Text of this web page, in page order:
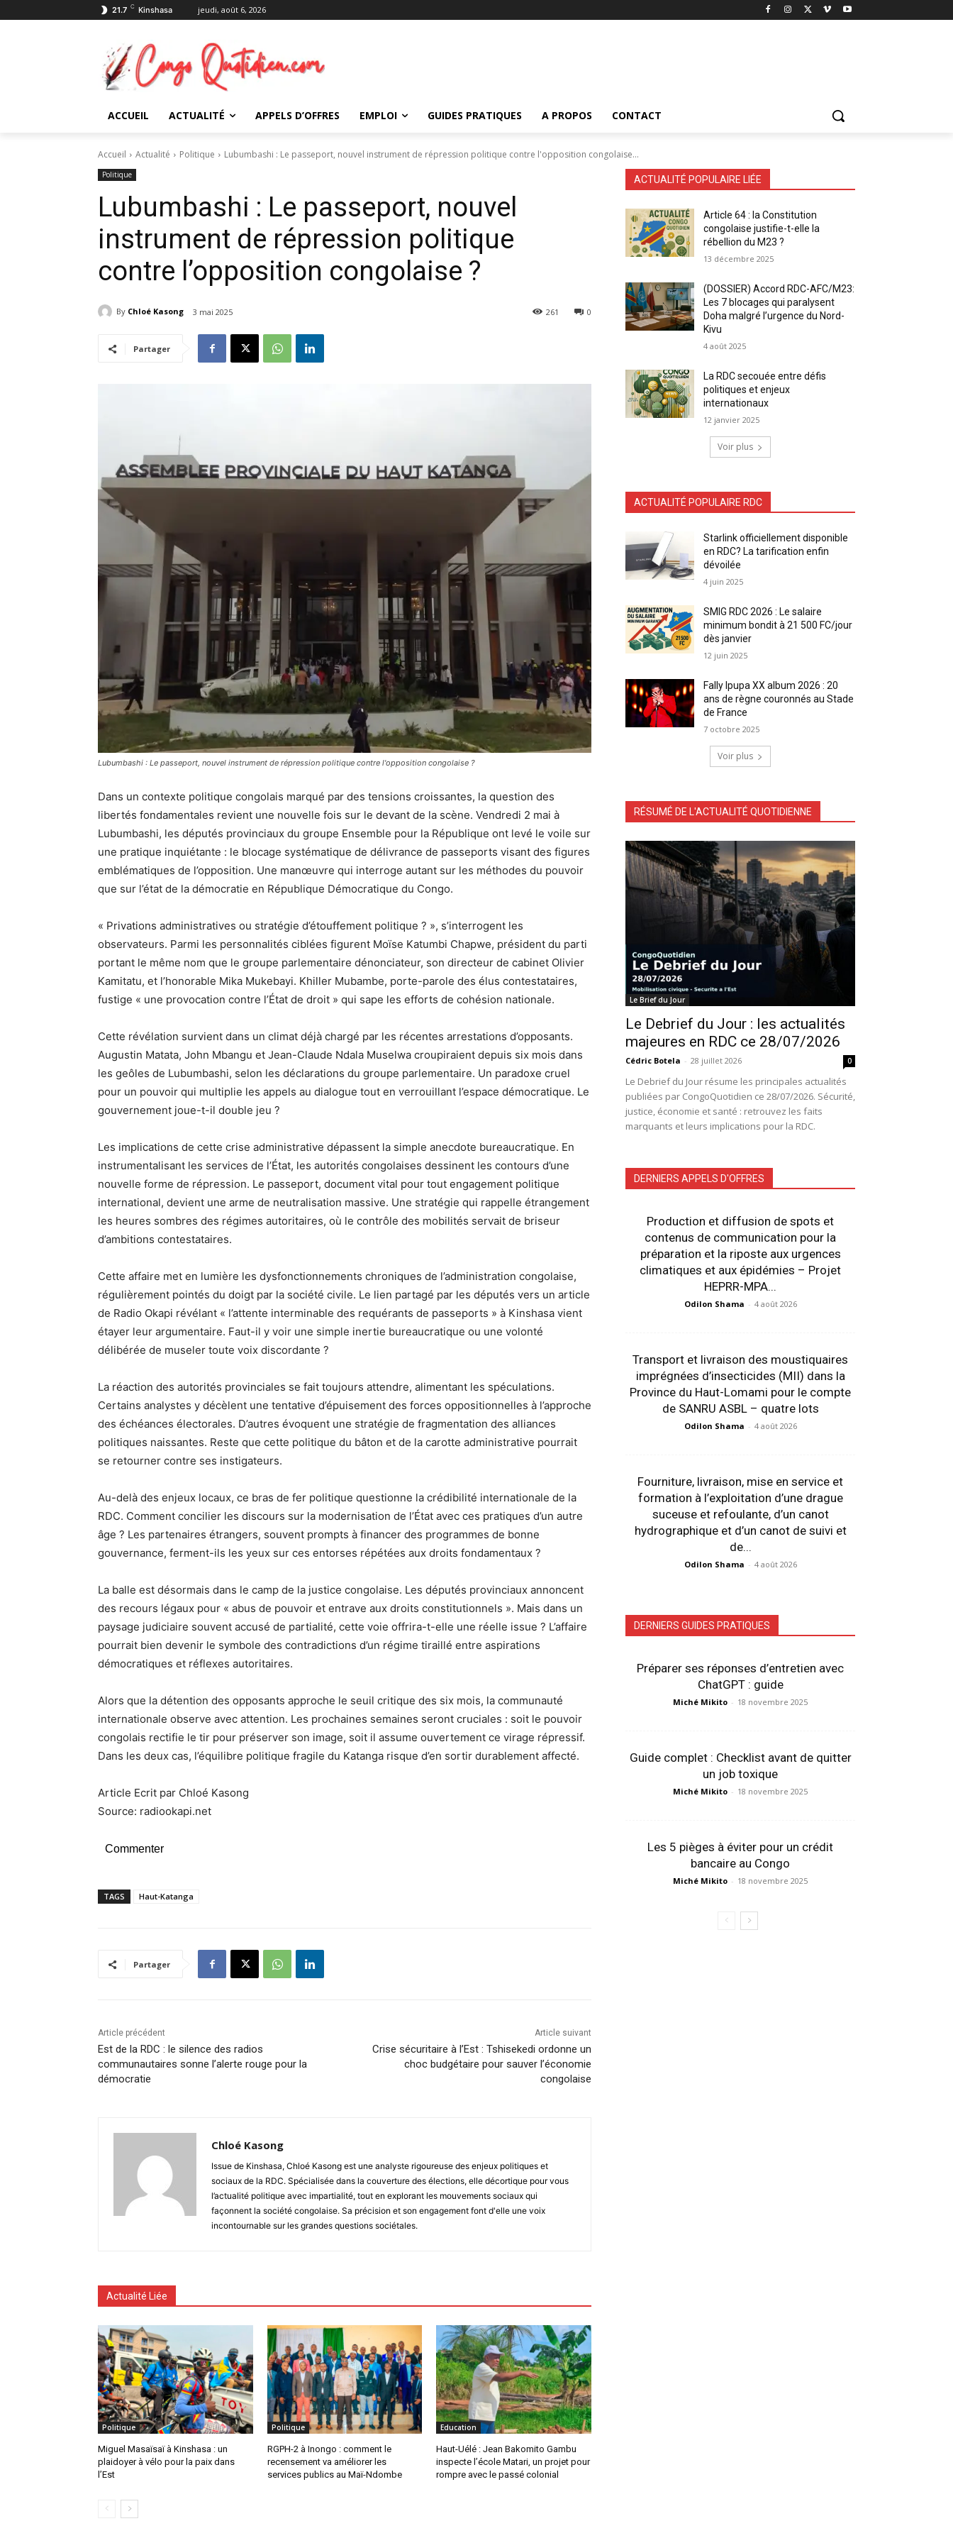
21.7 C Kinshasa jeudi, août 6, 2026
ACCUEIL ACTUALITÉ APPELS D’OFFRES EMPLOI GUIDES PRATIQUES A PROPOS CONTACT
Accueil Actualité Politique Lubumbashi : Le passeport, nouvel instrument de répression politique contre l'opposition congolaise...
Politique
Lubumbashi : Le passeport, nouvel
instrument de répression politique
contre l’opposition congolaise ?
By Chloé Kasong 3 mai 2025 0
261
Partager
Lubumbashi : Le passeport, nouvel instrument de répression politique contre l'opposition congolaise ?
Dans un contexte politique congolais marqué par des tensions croissantes, la question des
libertés fondamentales revient une nouvelle fois sur le devant de la scène. Vendredi 2 mai à
Lubumbashi, les députés provinciaux du groupe Ensemble pour la République ont levé le voile sur
une pratique inquiétante : le blocage systématique de délivrance de passeports visant des figures
emblématiques de l’opposition. Une manœuvre qui interroge autant sur les méthodes du pouvoir
que sur l’état de la démocratie en République Démocratique du Congo.
« Privations administratives ou stratégie d’étouffement politique ? », s’interrogent les
observateurs. Parmi les personnalités ciblées figurent Moïse Katumbi Chapwe, président du parti
portant le même nom que le groupe parlementaire dénonciateur, son directeur de cabinet Olivier
Kamitatu, et l’honorable Mika Mukebayi. Khiller Mubambe, porte-parole des élus contestataires,
fustige « une provocation contre l’État de droit » qui sape les efforts de cohésion nationale.
Cette révélation survient dans un climat déjà chargé par les récentes arrestations d’opposants.
Augustin Matata, John Mbangu et Jean-Claude Ndala Muselwa croupiraient depuis six mois dans
les geôles de Lubumbashi, selon les déclarations du groupe parlementaire. Un paradoxe cruel
pour un pouvoir qui multiplie les appels au dialogue tout en verrouillant l’espace démocratique. Le
gouvernement joue-t-il double jeu ?
Les implications de cette crise administrative dépassent la simple anecdote bureaucratique. En
instrumentalisant les services de l’État, les autorités congolaises dessinent les contours d’une
nouvelle forme de répression. Le passeport, document vital pour tout engagement politique
international, devient une arme de neutralisation massive. Une stratégie qui rappelle étrangement
les heures sombres des régimes autoritaires, où le contrôle des mobilités servait de briseur
d’ambitions contestataires.
Cette affaire met en lumière les dysfonctionnements chroniques de l’administration congolaise,
régulièrement pointés du doigt par la société civile. Le lien partagé par les députés vers un article
de Radio Okapi révélant « l’attente interminable des requérants de passeports » à Kinshasa vient
étayer leur argumentaire. Faut-il y voir une simple inertie bureaucratique ou une volonté
délibérée de museler toute voix discordante ?
La réaction des autorités provinciales se fait toujours attendre, alimentant les spéculations.
Certains analystes y décèlent une tentative d’épuisement des forces oppositionnelles à l’approche
des échéances électorales. D’autres évoquent une stratégie de fragmentation des alliances
politiques naissantes. Reste que cette politique du bâton et de la carotte administrative pourrait
se retourner contre ses instigateurs.
Au-delà des enjeux locaux, ce bras de fer politique questionne la crédibilité internationale de la
RDC. Comment concilier les discours sur la modernisation de l’État avec ces pratiques d’un autre
âge ? Les partenaires étrangers, souvent prompts à financer des programmes de bonne
gouvernance, ferment-ils les yeux sur ces entorses répétées aux droits fondamentaux ?
La balle est désormais dans le camp de la justice congolaise. Les députés provinciaux annoncent
des recours légaux pour « abus de pouvoir et entrave aux droits constitutionnels ». Mais dans un
paysage judiciaire souvent accusé de partialité, cette voie offrira-t-elle une réelle issue ? L’affaire
pourrait bien devenir le symbole des contradictions d’un régime tiraillé entre aspirations
démocratiques et réflexes autoritaires.
Alors que la détention des opposants approche le seuil critique des six mois, la communauté
internationale observe avec attention. Les prochaines semaines seront cruciales : soit le pouvoir
congolais rectifie le tir pour préserver son image, soit il assume ouvertement ce virage répressif.
Dans les deux cas, l’équilibre politique fragile du Katanga risque d’en sortir durablement affecté.
Article Ecrit par Chloé Kasong
Source: radiookapi.net
Commenter
TAGS Haut-Katanga
Partager
Article précédent
Est de la RDC : le silence des radios
communautaires sonne l’alerte rouge pour la
démocratie
Article suivant
Crise sécuritaire à l’Est : Tshisekedi ordonne un
choc budgétaire pour sauver l’économie
congolaise
Chloé Kasong
Issue de Kinshasa, Chloé Kasong est une analyste rigoureuse des enjeux politiques et
sociaux de la RDC. Spécialisée dans la couverture des élections, elle décortique pour vous
l’actualité politique avec impartialité, tout en explorant les mouvements sociaux qui
façonnent la société congolaise. Sa précision et son engagement font d'elle une voix
incontournable sur les grandes questions sociétales.
Actualité Liée
Politique
Miguel Masaïsaï à Kinshasa : un
plaidoyer à vélo pour la paix dans
l’Est
Politique
RGPH-2 à Inongo : comment le
recensement va améliorer les
services publics au Maï-Ndombe
Education
Haut-Uélé : Jean Bakomito Gambu
inspecte l’école Matari, un projet pour
rompre avec le passé colonial
ACTUALITÉ POPULAIRE LIÉE
Article 64 : la Constitution
congolaise justifie-t-elle la
rébellion du M23 ?
13 décembre 2025
(DOSSIER) Accord RDC-AFC/M23:
Les 7 blocages qui paralysent
Doha malgré l’urgence du Nord-
Kivu
4 août 2025
La RDC secouée entre défis
politiques et enjeux
internationaux
12 janvier 2025
Voir plus
ACTUALITÉ POPULAIRE RDC
Starlink officiellement disponible
en RDC? La tarification enfin
dévoilée
4 juin 2025
SMIG RDC 2026 : Le salaire
minimum bondit à 21 500 FC/jour
dès janvier
12 juin 2025
Fally Ipupa XX album 2026 : 20
ans de règne couronnés au Stade
de France
7 octobre 2025
Voir plus
RÉSUMÉ DE L'ACTUALITÉ QUOTIDIENNE
Le Brief du Jour
Le Debrief du Jour : les actualités
majeures en RDC ce 28/07/2026
Cédric Botela - 28 juillet 2026 0
Le Debrief du Jour résume les principales actualités
publiées par CongoQuotidien ce 28/07/2026. Sécurité,
justice, économie et santé : retrouvez les faits
marquants et leurs implications pour la RDC.
DERNIERS APPELS D'OFFRES
Production et diffusion de spots et
contenus de communication pour la
préparation et la riposte aux urgences
climatiques et aux épidémies – Projet
HEPRR-MPA...
Odilon Shama - 4 août 2026
Transport et livraison des moustiquaires
imprégnées d’insecticides (MII) dans la
Province du Haut-Lomami pour le compte
de SANRU ASBL – quatre lots
Odilon Shama - 4 août 2026
Fourniture, livraison, mise en service et
formation à l’exploitation d’une drague
suceuse et refoulante, d’un canot
hydrographique et d’un canot de suivi et
de...
Odilon Shama - 4 août 2026
DERNIERS GUIDES PRATIQUES
Préparer ses réponses d’entretien avec
ChatGPT : guide
Miché Mikito - 18 novembre 2025
Guide complet : Checklist avant de quitter
un job toxique
Miché Mikito - 18 novembre 2025
Les 5 pièges à éviter pour un crédit
bancaire au Congo
Miché Mikito - 18 novembre 2025